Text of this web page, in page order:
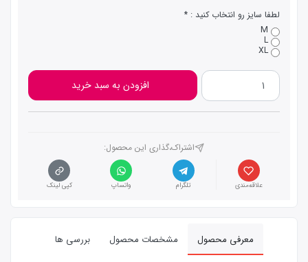
لطفا سایز رو انتخاب کنید :
M
L
XL
افزودن به سبد خرید
اشتراک،گذاری این محصول‌:
علاقه‌مندی تلگرام واتساپ کپی لینک
معرفی محصول مشخصات محصول بررسی ها